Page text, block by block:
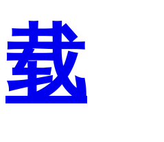
载